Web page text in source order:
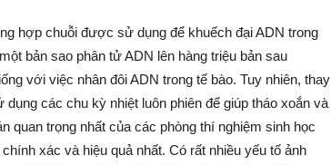
hợp chuỗi được sử dụng để khuếch đại ADN trong
bản sao phân tử ADN lên hàng triệu bản sau
với việc nhân đôi ADN trong tế bào. Tuy nhiên, thay
các chu kỳ nhiệt luôn phiên để giúp tháo xoắn và
quan trọng nhất của các phòng thí nghiệm sinh học
xác và hiệu quả nhất. Có rất nhiều yếu tố ảnh